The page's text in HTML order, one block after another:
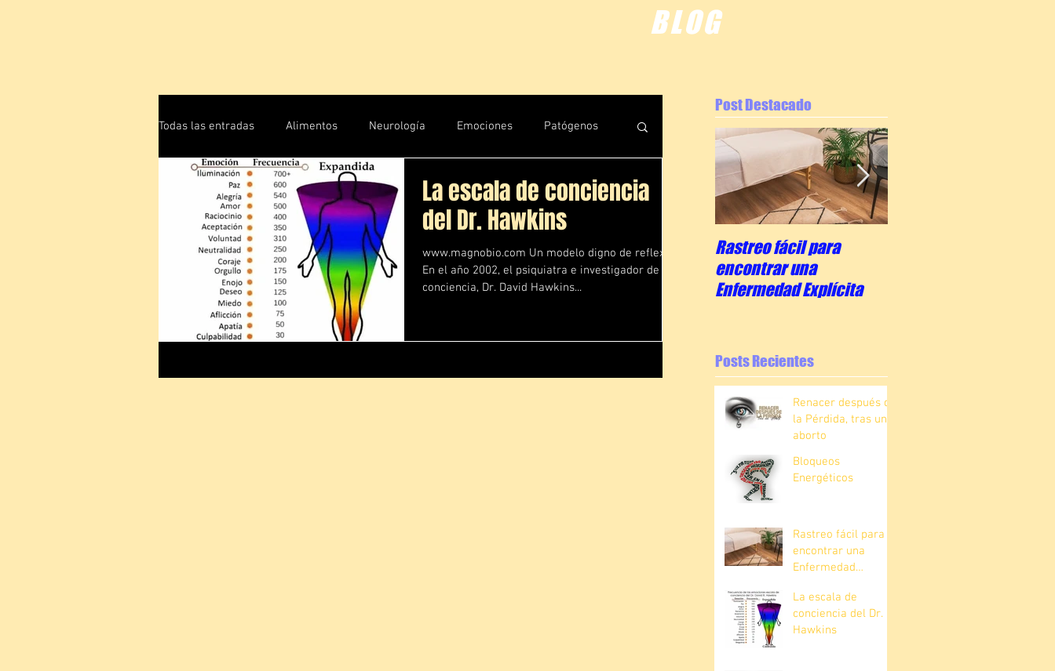
BLOG
Todas las entradas Alimentos Neurología Emociones Patógenos
Energía Humana Física Cuántica Rastreos
La escala de conciencia
del Dr. Hawkins
www.magnobio.com Un modelo digno de reflexión
​En el año 2002, el psiquiatra e investigador de la
conciencia, Dr. David Hawkins...
Post Destacado
Rastreo fácil para
encontrar una
Enfermedad Explícita
Posts Recientes
Renacer después de
la Pérdida, tras un
aborto
Bloqueos
Energéticos
Rastreo fácil para
encontrar una
Enfermedad
La escala de
conciencia del Dr.
Hawkins